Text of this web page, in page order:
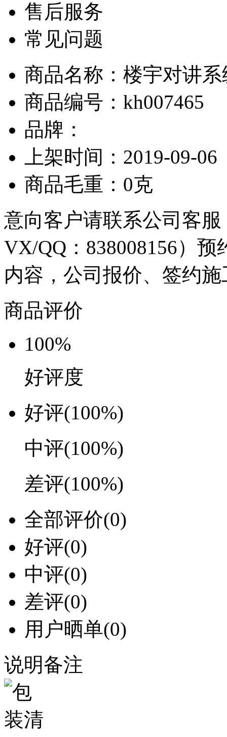
售后服务
常见问题
商品名称：楼宇对讲
商品编号：kh007465
品牌：
上架时间：2019-09-06
商品毛重：0克
意向客户请联系公司客
VX/QQ：838008156）
内容，公司报价、签约
商品评价
100%
好评度
好评(100%)
中评(100%)
差评(100%)
全部评价(0)
好评(0)
中评(0)
差评(0)
用户晒单(0)
说明备注